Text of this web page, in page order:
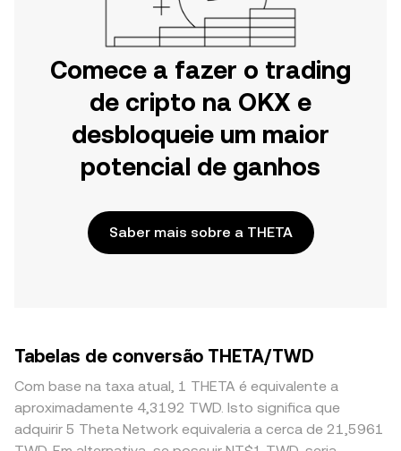
Comece a fazer o trading
de cripto na OKX e
desbloqueie um maior
potencial de ganhos
Saber mais sobre a THETA
Tabelas de conversão THETA/TWD
Com base na taxa atual, 1 THETA é equivalente a
aproximadamente 4,3192 TWD. Isto significa que
adquirir 5 Theta Network equivaleria a cerca de 21,5961